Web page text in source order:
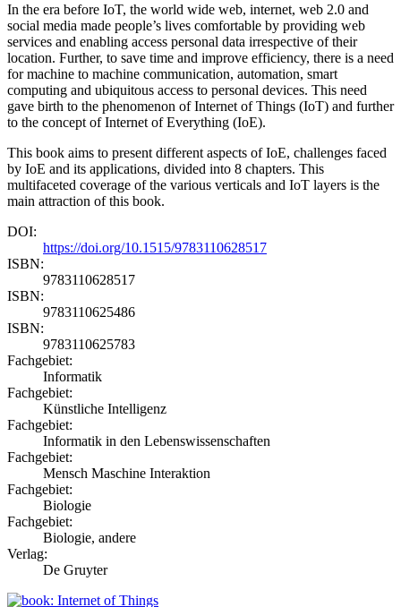
In the era before IoT, the world wide web, internet, web 2.0 and
social media made people’s lives comfortable by providing web
services and enabling access personal data irrespective of their
location. Further, to save time and improve efficiency, there is a need
for machine to machine communication, automation, smart
computing and ubiquitous access to personal devices. This need
gave birth to the phenomenon of Internet of Things (IoT) and further
to the concept of Internet of Everything (IoE).
This book aims to present different aspects of IoE, challenges faced
by IoE and its applications, divided into 8 chapters. This
multifaceted coverage of the various verticals and IoT layers is the
main attraction of this book.
DOI:
https://doi.org/10.1515/9783110628517
ISBN:
9783110628517
ISBN:
9783110625486
ISBN:
9783110625783
Fachgebiet:
Informatik
Fachgebiet:
Künstliche Intelligenz
Fachgebiet:
Informatik in den Lebenswissenschaften
Fachgebiet:
Mensch Maschine Interaktion
Fachgebiet:
Biologie
Fachgebiet:
Biologie, andere
Verlag:
De Gruyter